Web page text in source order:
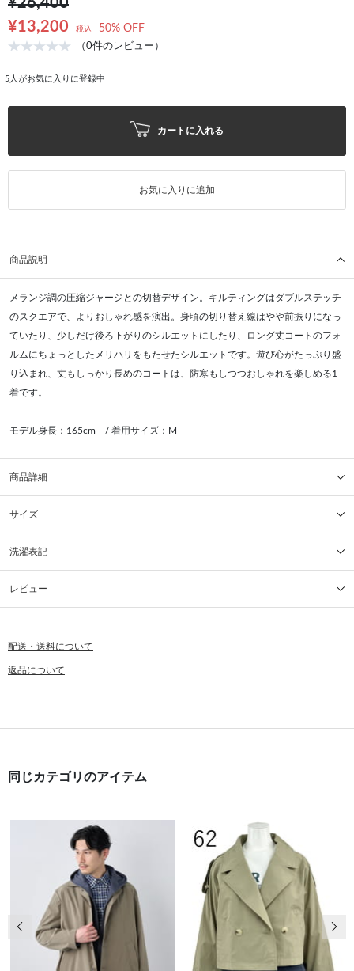
¥26,400
¥13,200
税込 50% OFF
（0件のレビュー）
5 人がお気に入りに登録中
カートに入れる
お気に入りに追加
商品説明
メランジ調の圧縮ジャージとの切替デザイン。キルティングはダブルステッチ
のスクエアで、よりおしゃれ感を演出。身頃の切り替え線はやや前振りになっ
ていたり、少しだけ後ろ下がりのシルエットにしたり、ロング丈コートのフォ
ルムにちょっとしたメリハリをもたせたシルエットです。遊び心がたっぷり盛
り込まれ、丈もしっかり長めのコートは、防寒もしつつおしゃれを楽しめる1
着です。
モデル身長：165cm / 着用サイズ：M
商品詳細
サイズ
洗濯表記
レビュー
配送・送料について
返品について
同じカテゴリのアイテム
前の画像